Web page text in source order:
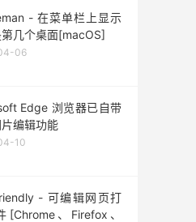
- 在菜单栏上显示
第几个桌面[macOS]
06
Edge 浏览器已自带
编辑功能
10
- 可编辑网页打
[Chrome、Firefox、